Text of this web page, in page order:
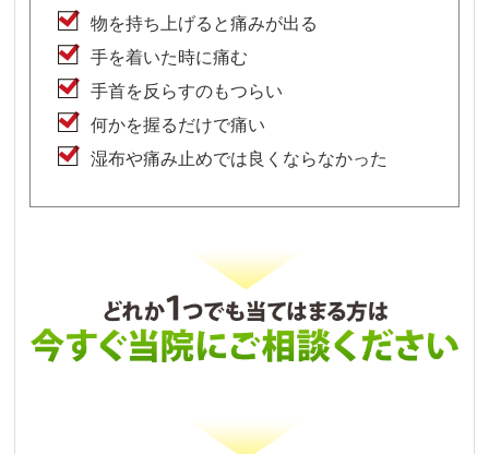
物を持ち上げると痛みが出る
手を着いた時に痛む
手首を反らすのもつらい
何かを握るだけで痛い
湿布や痛み止めでは良くならなかった